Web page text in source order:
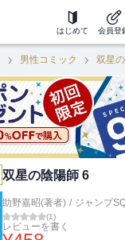
はじめて 会員登
男性コミック 双星
双星の陰陽師 6
助野嘉昭(著者) / ジャンプ
(1)
レビューを書く